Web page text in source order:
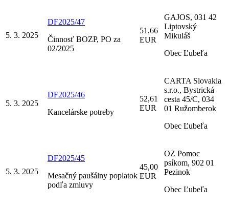
5. 3. 2025
DF2025/47
Činnosť BOZP, PO za
02/2025
51,66
EUR
GAJOS, 031 42
Liptovský
Mikuláš
Obec Ľubeľa
5. 3. 2025
DF2025/46
Kancelárske potreby
52,61
EUR
CARTA Slovakia
s.r.o., Bystrická
cesta 45/C, 034
01 Ružomberok
Obec Ľubeľa
5. 3. 2025
DF2025/45
Mesačný paušálny poplatok
podľa zmluvy
45,00
EUR
OZ Pomoc
psíkom, 902 01
Pezinok
Obec Ľubeľa